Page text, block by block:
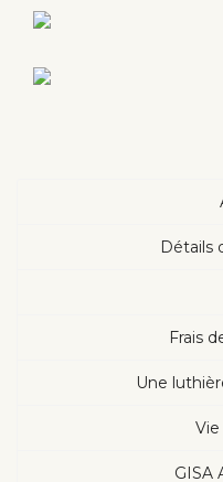
Détails
Frais
Une
GISA